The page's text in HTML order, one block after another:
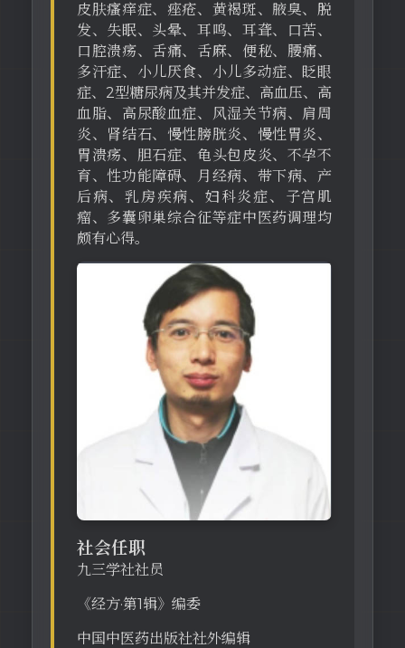
皮肤瘙痒症、痤疮、黄褐斑、腋臭、脱
发、失眠、头晕、耳鸣、耳聋、口苦、
口腔溃疡、舌痛、舌麻、便秘、腰痛、
多汗症、小儿厌食、小儿多动症、眨眼
症、2型糖尿病及其并发症、高血压、高
血脂、高尿酸血症、风湿关节病、肩周
炎、肾结石、慢性膀胱炎、慢性胃炎、
胃溃疡、胆石症、龟头包皮炎、不孕不
育、性功能障碍、月经病、带下病、产
后病、乳房疾病、妇科炎症、子宫肌
瘤、多囊卵巢综合征等症中医药调理均
颇有心得。
社会任职
九三学社社员
《经方·第1辑》编委
中国中医药出版社社外编辑